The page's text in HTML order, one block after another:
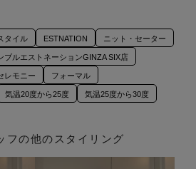
タイル ESTNATION ニット・セーター
ブルエストネーションGINZA SIX店
レモニー フォーマル
気温20度から25度 気温25度から30度
フの他のスタイリング